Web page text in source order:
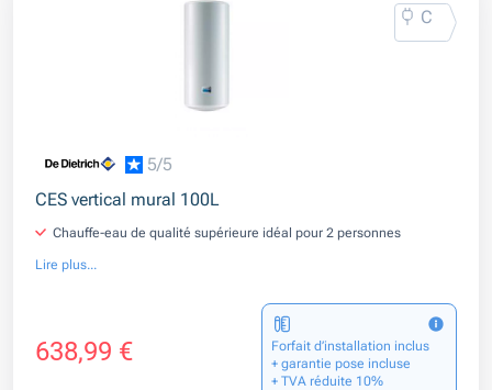
C
5/5
CES vertical mural 100L
Chauffe-eau de qualité supérieure idéal pour 2 personnes
Lire plus...
638,99 €
Forfait d’installation inclus
+ garantie pose incluse
+ TVA réduite 10%